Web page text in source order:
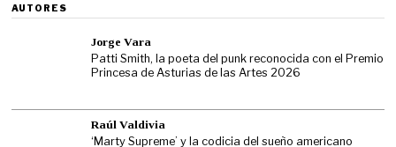
AUTORES
Jorge Vara
Patti Smith, la poeta del punk reconocida con el Premio
Princesa de Asturias de las Artes 2026
Raúl Valdivia
‘Marty Supreme’ y la codicia del sueño americano